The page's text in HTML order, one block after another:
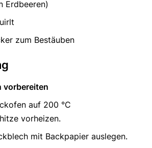
Erdbeeren)
zum Bestäuben
vorbereiten
auf 200 °C
vorheizen.
mit Backpapier auslegen.